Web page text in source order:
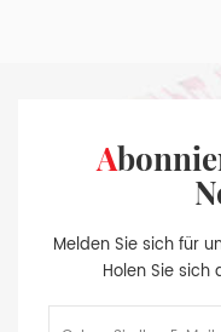
Abonnieren Sie Unseren
Melden Sie sich für
Holen Sie